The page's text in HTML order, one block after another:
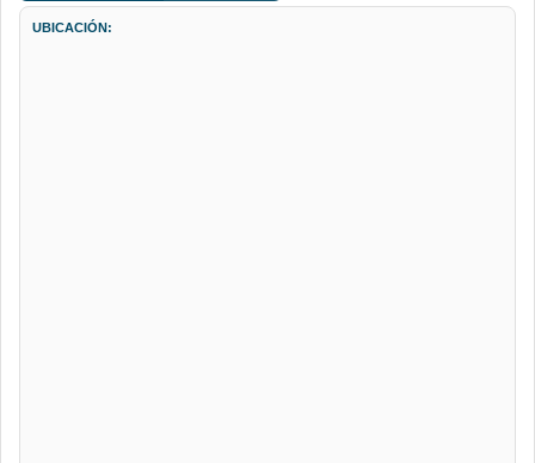
UBICACIÓN: